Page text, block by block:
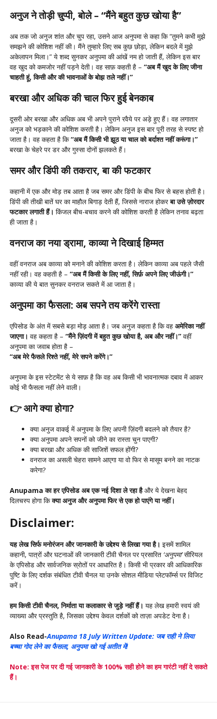
अनुज ने तोड़ी चुप्पी, बोले – “मैंने बहुत कुछ खोया है”
अब तक जो अनुज शांत और चुप रहा, उसने आज अनुपमा से कहा कि “तुमने कभी मुझे
समझने की कोशिश नहीं की। मैंने तुम्हारे लिए सब कुछ छोड़ा, लेकिन बदले में मुझे
अकेलापन मिला।” ये शब्द सुनकर अनुपमा की आंखें नम हो जाती हैं, लेकिन इस बार
वह खुद को कमजोर नहीं पड़ने देती। वह साफ़ कहती है – “अब मैं खुद के लिए जीना
चाहती हूं, किसी और की भावनाओं के बोझ तले नहीं।”
बरखा और अधिक की चाल फिर हुई बेनकाब
दूसरी ओर बरखा और अधिक अब भी अपने पुराने रवैये पर अड़े हुए हैं। वह लगातार
अनुज को भड़काने की कोशिश करती है। लेकिन अनुज इस बार पूरी तरह से स्पष्ट हो
जाता है। वह कहता है कि“अब मैं किसी भी झूठ या चाल को बर्दाश्त नहीं करूंगा।”
बरखा के चेहरे पर डर और गुस्सा दोनों झलकते हैं।
समर और डिंपी की तकरार, बा की फटकार
कहानी में एक और मोड़ तब आता है जब समर और डिंपी के बीच फिर से बहस होती है।
डिंपी की तीखी बातें घर का माहौल बिगाड़ देती हैं, जिससे नाराज होकरबा उसे ज़ोरदार
फटकार लगाती हैं। किंजल बीच-बचाव करने की कोशिश करती है लेकिन तनाव बढ़ता
ही जाता है।
वनराज का नया ड्रामा, काव्या ने दिखाई हिम्मत
वहीं वनराज अब काव्या को मनाने की कोशिश करता है। लेकिन काव्या अब पहले जैसी
नहीं रही। वह कहती है – “अब मैं किसी के लिए नहीं, सिर्फ़ अपने लिए जीऊंगी।”
काव्या की ये बात सुनकर वनराज सकते में आ जाता है।
अनुपमा का फैसला: अब सपने तय करेंगे रास्ता
एपिसोड के अंत में सबसे बड़ा मोड़ आता है। जब अनुज कहता है कि वह अमेरिका नहीं
जाएगा। वह कहता है – “मैंने ज़िंदगी में बहुत कुछ खोया है, अब और नहीं।” वहीं
अनुपमा का जवाब होता है –
“अब मेरे फैसले रिश्ते नहीं, मेरे सपने करेंगे।”
अनुपमा के इस स्टेटमेंट से ये साफ़ है कि वह अब किसी भी भावनात्मक दबाव में आकर
कोई भी फैसला नहीं लेने वाली।
👉 आगे क्या होगा?
क्या अनुज वाकई में अनुपमा के लिए अपनी ज़िंदगी बदलने को तैयार है?
क्या अनुपमा अपने सपनों को जीने का रास्ता चुन पाएगी?
क्या बरखा और अधिक की साजिशें सफल होंगी?
वनराज का असली चेहरा सामने आएगा या वो फिर से मासूम बनने का नाटक
करेगा?
Anupama का हर एपिसोड अब एक नई दिशा ले रहा हैऔर ये देखना बेहद
दिलचस्प होगा किक्या अनुज और अनुपमा फिर से एक हो पाएंगे या नहीं।
Disclaimer:
यह लेख सिर्फ मनोरंजन और जानकारी के उद्देश्य से लिखा गया है। इसमें शामिल
कहानी, पात्रों और घटनाओं की जानकारी टीवी चैनल पर प्रसारित ‘अनुपमा’सीरियल
के एपिसोड और सार्वजनिक स्रोतों पर आधारित है। किसी भी प्रकार की आधिकारिक
पुष्टि के लिए दर्शक संबंधित टीवी चैनल या उनके सोशल मीडिया प्लेटफॉर्म्स पर विजिट
करें।
हम किसी टीवी चैनल, निर्माता या कलाकार से जुड़े नहीं हैं। यह लेख हमारी स्वयं की
व्याख्या और प्रस्तुति है, जिसका उद्देश्य केवल दर्शकों को ताज़ा अपडेट देना है।
Also Read-Anupama 18 July Written Update: जब राही ने लिया
बच्चा गोद लेने का फैसला, अनुपमा खो गई अतीत में!
Note: इस पेज पर दी गई जानकारी के 100% सही होने का हम गारंटी नहीं दे सकते
हैं।